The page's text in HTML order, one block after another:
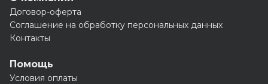
Договор-оферта
Соглашение на обработку персональных данных
Контакты
Помощь
Условия оплаты